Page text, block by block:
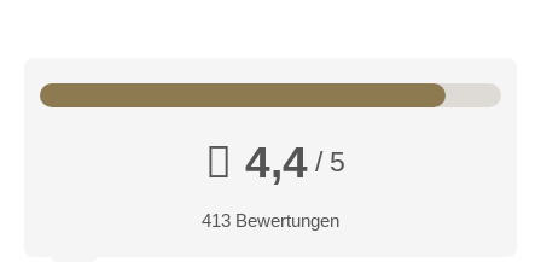
4,4/ 5
413 Bewertungen